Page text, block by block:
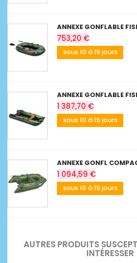
ANNEXE GONFLABLE
753,20 €
sous 10 à 15 jours
ANNEXE GONFLABLE
1 387,70 €
sous 10 à 15 jours
ANNEXE GONFL
1 094,59 €
sous 10 à 15 jours
AUTRES PRODUITS
INTÉRESSER